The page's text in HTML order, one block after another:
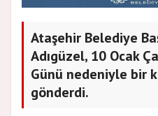
Ataşehir Belediye
Adıgüzel, 10 Ocak
Günü nedeniyle bir
gönderdi.